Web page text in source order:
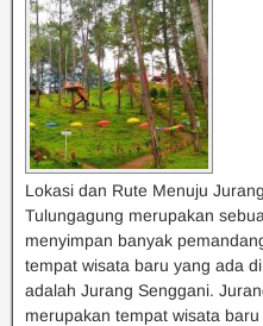
Lokasi dan Rute Menuju
Tulungagung merupakan
menyimpan banyak
tempat wisata baru yang ada
adalah Jurang Senggani.
merupakan tempat wisata